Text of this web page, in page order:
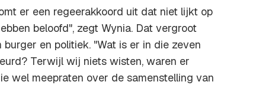
er een regeerakkoord uit dat niet lijkt op
beloofd", zegt Wynia. Dat vergroot
en politiek. "Wat is er in die zeven
Terwijl wij niets wisten, waren er
wel meepraten over de samenstelling van